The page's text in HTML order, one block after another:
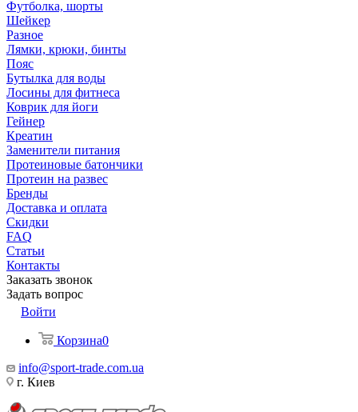
Футболка, шорты
Шейкер
Разное
Лямки, крюки, бинты
Пояс
Бутылка для воды
Лосины для фитнеса
Коврик для йоги
Гейнер
Креатин
Заменители питания
Протеиновые батончики
Протеин на развес
Бренды
Доставка и оплата
Скидки
FAQ
Статьи
Контакты
Заказать звонок
Задать вопрос
Войти
Корзина0
info@sport-trade.com.ua
г. Киев